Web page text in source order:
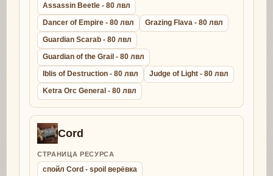
Assassin Beetle - 80 лвл
Dancer of Empire - 80 лвл
Grazing Flava - 80 лвл
Guardian Scarab - 80 лвл
Guardian of the Grail - 80 лвл
Iblis of Destruction - 80 лвл
Judge of Light - 80 лвл
Ketra Orc General - 80 лвл
Cord
СТРАНИЦА РЕСУРСА
спойл Cord - spoil верёвка